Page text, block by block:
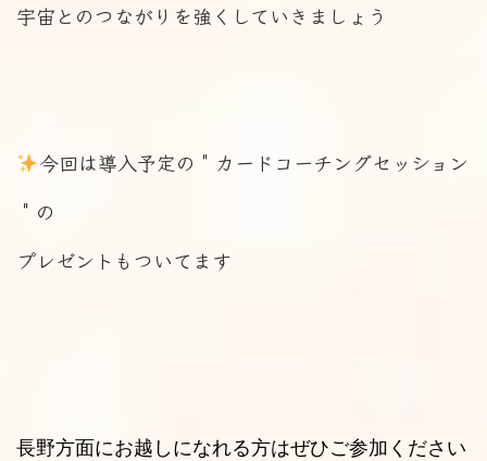
宇宙とのつながりを強くしていきましょう
今回は導入予定の＂カードコーチングセッション
＂の
プレゼントもついてます
長野方面にお越しになれる方はぜひご参加ください